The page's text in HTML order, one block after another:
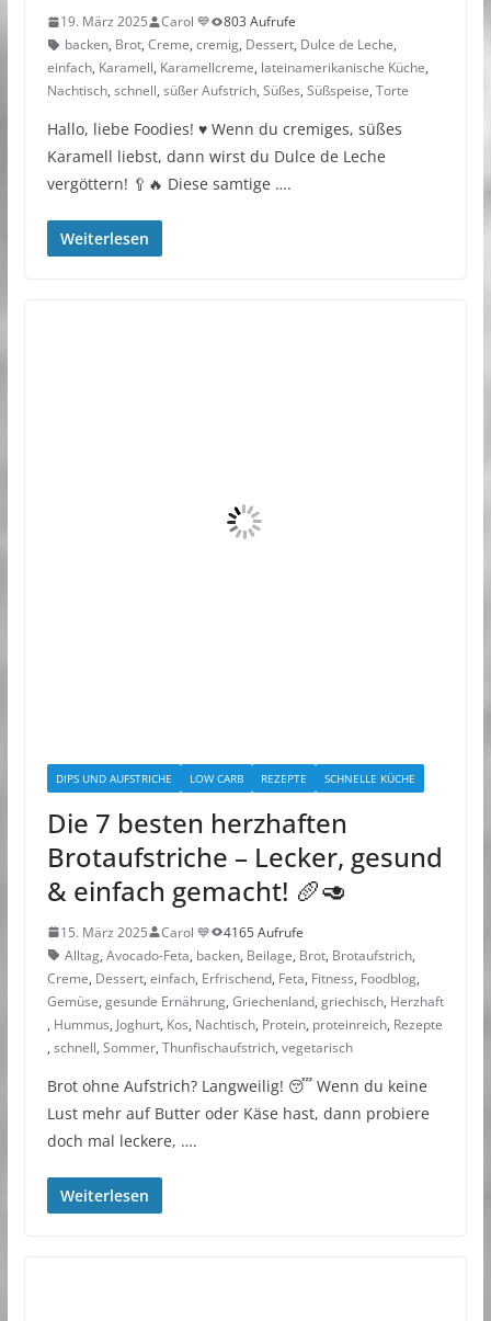
19. März 2025 Carol 💙
803 Aufrufe
backen, Brot, Creme, cremig, Dessert, Dulce de Leche,
einfach, Karamell, Karamellcreme, lateinamerikanische Küche,
Nachtisch, schnell, süßer Aufstrich, Süßes, Süßspeise, Torte
Hallo, liebe Foodies! ♥︎ Wenn du cremiges, süßes
Karamell liebst, dann wirst du Dulce de Leche
vergöttern! 🥄🔥 Diese samtige ….
Weiterlesen
DIPS UND AUFSTRICHE LOW CARB REZEPTE SCHNELLE KÜCHE
Die 7 besten herzhaften
Brotaufstriche – Lecker, gesund
& einfach gemacht! 🥖🥑
15. März 2025 Carol 💙
4165 Aufrufe
Alltag, Avocado-Feta, backen, Beilage, Brot, Brotaufstrich,
Creme, Dessert, einfach, Erfrischend, Feta, Fitness, Foodblog,
Gemüse, gesunde Ernährung, Griechenland, griechisch, Herzhaft
, Hummus, Joghurt, Kos, Nachtisch, Protein, proteinreich, Rezepte
, schnell, Sommer, Thunfischaufstrich, vegetarisch
Brot ohne Aufstrich? Langweilig! 😴 Wenn du keine
Lust mehr auf Butter oder Käse hast, dann probiere
doch mal leckere, ….
Weiterlesen